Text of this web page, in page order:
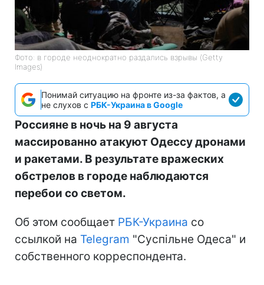
Фото: в городе неоднократно раздались взрывы (Getty
Images)
Понимай ситуацию на фронте из-за фактов, а
не слухов с РБК-Украина в Google
Россияне в ночь на 9 августа
массированно атакуют Одессу дронами
и ракетами. В результате вражеских
обстрелов в городе наблюдаются
перебои со светом.
Об этом сообщает РБК-Украина со
ссылкой на Telegram "Суспільне Одеса" и
собственного корреспондента.